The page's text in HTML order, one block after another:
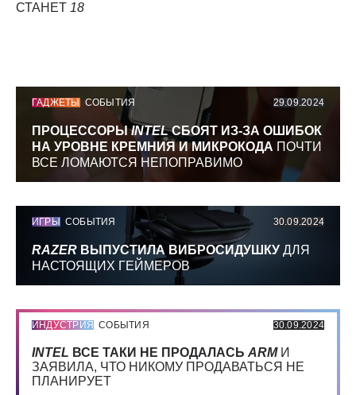
СТАНЕТ 18
ГАДЖЕТЫ СОБЫТИЯ 29.09.2024
ПРОЦЕССОРЫINTELСБОЯТ ИЗ-ЗА ОШИБОК
НА УРОВНЕ КРЕМНИЯ И МИКРОКОДА ПОЧТИ
ВСЕ ЛОМАЮТСЯ НЕПОПРАВИМО
ИГРЫ СОБЫТИЯ 30.09.2024
RAZER ВЫПУСТИЛА ВИБРОСИДУШКУ ДЛЯ
НАСТОЯЩИХ ГЕЙМЕРОВ
ИНДУСТРИЯ СОБЫТИЯ 30.09.2024
INTEL ВСЕ ТАКИ НЕ ПРОДАЛАСЬ ARMИ
ЗАЯВИЛА, ЧТО НИКОМУ ПРОДАВАТЬСЯ НЕ
ПЛАНИРУЕТ